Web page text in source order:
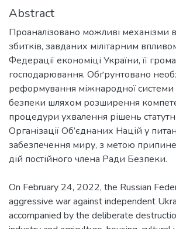
Abstract
Проаналізовано можливі механізми
збитків, завданих мілітарним
Федерації економіці України, її
господарювання. Обґрунтовано
реформування міжнародної системи
безпеки шляхом розширення
процедури ухвалення рішень
Організації Об’єднаних Націй у
забезпечення миру, з метою
дій постійного члена Ради Безпеки.
On February 24, 2022, the Russian
aggressive war against independent
accompanied by the deliberate